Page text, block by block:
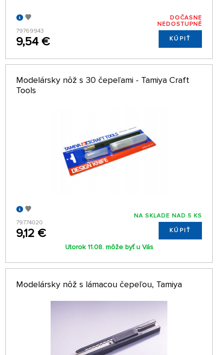
79769943
9,54 €
DOČASNE
NEDOSTUPNÉ
KÚPIŤ
Modelársky nôž s 30 čepeľami - Tamiya Craft
Tools
79774020
9,12 €
NA SKLADE NAD 5 KS
KÚPIŤ
Utorok 11.08. môže byť u Vás
Modelársky nôž s lámacou čepeľou, Tamiya